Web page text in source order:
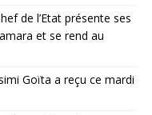
de l’Etat présente ses
et se rend au
Goïta a reçu ce mardi